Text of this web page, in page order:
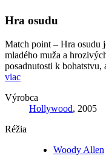
Hra osudu
Match point – Hra osudu
mladého muža a
posadnutosti k bohatstvu,
viac
Výrobca
Hollywood, 2005
Réžia
Woody Allen